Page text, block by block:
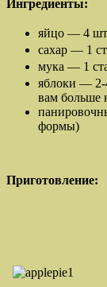
Ингредиенты:
яйцо — 4
сахар — 1
мука — 1
яблоки — 2-
вам больше
формы)
Приготовление: